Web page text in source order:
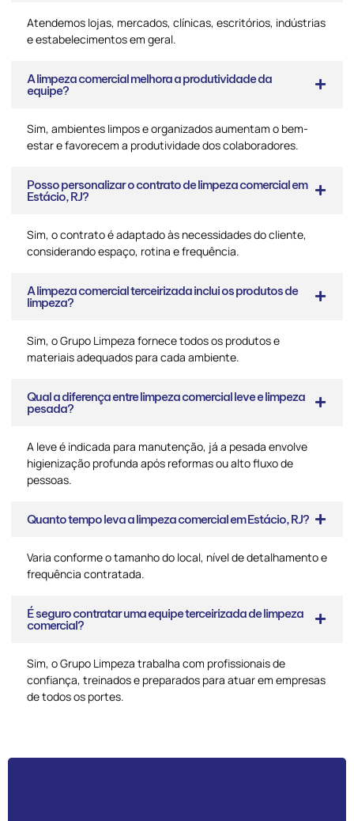
Atendemos lojas, mercados, clínicas, escritórios, indústrias
e estabelecimentos em geral.
A limpeza comercial melhora a produtividade da
equipe?
Sim, ambientes limpos e organizados aumentam o bem-
estar e favorecem a produtividade dos colaboradores.
Posso personalizar o contrato de limpeza comercial em
Estácio, RJ?
Sim, o contrato é adaptado às necessidades do cliente,
considerando espaço, rotina e frequência.
A limpeza comercial terceirizada inclui os produtos de
limpeza?
Sim, o Grupo Limpeza fornece todos os produtos e
materiais adequados para cada ambiente.
Qual a diferença entre limpeza comercial leve e limpeza
pesada?
A leve é indicada para manutenção, já a pesada envolve
higienização profunda após reformas ou alto fluxo de
pessoas.
Quanto tempo leva a limpeza comercial em Estácio, RJ?
Varia conforme o tamanho do local, nível de detalhamento e
frequência contratada.
É seguro contratar uma equipe terceirizada de limpeza
comercial?
Sim, o Grupo Limpeza trabalha com profissionais de
confiança, treinados e preparados para atuar em empresas
de todos os portes.